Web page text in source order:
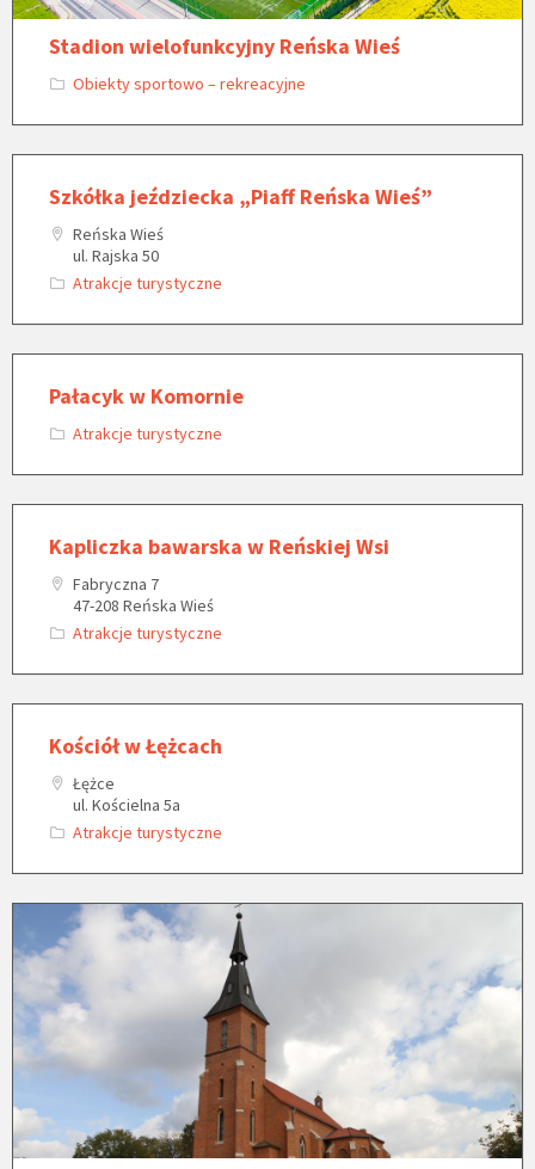
Stadion wielofunkcyjny Reńska Wieś
Obiekty sportowo – rekreacyjne
Szkółka jeździecka „Piaff Reńska Wieś”
Reńska Wieś
ul. Rajska 50
Atrakcje turystyczne
Pałacyk w Komornie
Atrakcje turystyczne
Kapliczka bawarska w Reńskiej Wsi
Fabryczna 7
47-208 Reńska Wieś
Atrakcje turystyczne
Kościół w Łężcach
Łężce
ul. Kościelna 5a
Atrakcje turystyczne